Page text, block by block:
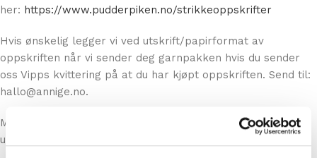
her: https://www.pudderpiken.no/strikkeoppskrifter
Hvis ønskelig legger vi ved utskrift/papirformat av
oppskriften når vi sender deg garnpakken hvis du sender
oss Vipps kvittering på at du har kjøpt oppskriften. Send til:
hallo@annige.no.
Mer informasjon om genseren og garnpakken finner du
under Produktinfo nedenfor.